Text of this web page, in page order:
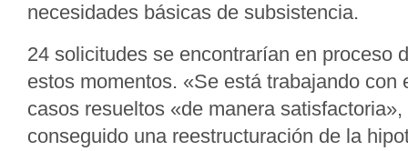
necesidades básicas de subsistencia.
24 solicitudes se encontrarían en proceso
estos momentos. «Se está trabajando con
casos resueltos «de manera
conseguido una reestructuración de la